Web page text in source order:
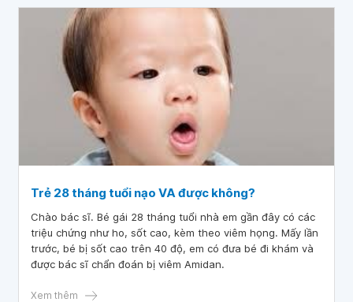
Trẻ 28 tháng tuổi nạo VA được không?
Chào bác sĩ. Bé gái 28 tháng tuổi nhà em gần đây có các
triệu chứng như ho, sốt cao, kèm theo viêm họng. Mấy lần
trước, bé bị sốt cao trên 40 độ, em có đưa bé đi khám và
được bác sĩ chẩn đoán bị viêm Amidan.
Xem thêm